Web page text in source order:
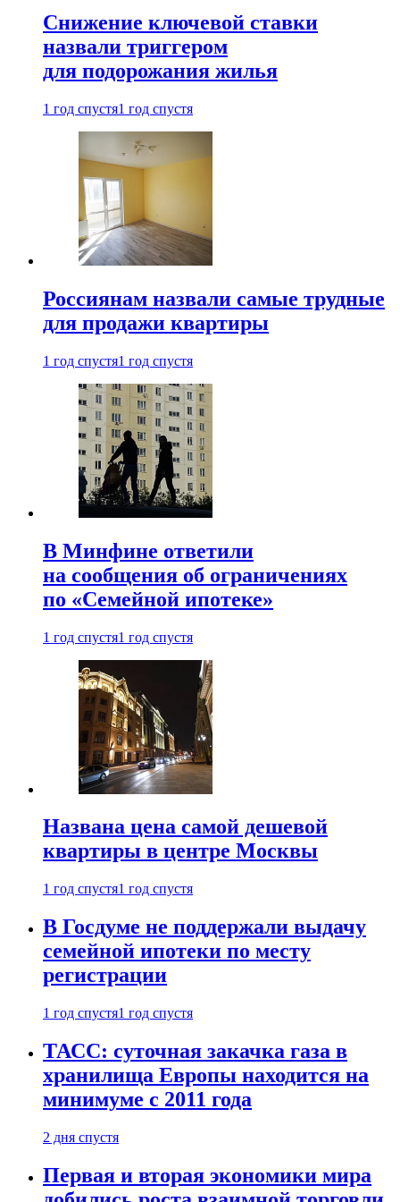
Снижение ключевой ставки
назвали триггером
для подорожания жилья
1 год спустя1 год спустя
Россиянам назвали самые трудные
для продажи квартиры
1 год спустя1 год спустя
В Минфине ответили
на сообщения об ограничениях
по «Семейной ипотеке»
1 год спустя1 год спустя
Названа цена самой дешевой
квартиры в центре Москвы
1 год спустя1 год спустя
В Госдуме не поддержали выдачу
семейной ипотеки по месту
регистрации
1 год спустя1 год спустя
ТАСС: суточная закачка газа в
хранилища Европы находится на
минимуме с 2011 года
2 дня спустя
Первая и вторая экономики мира